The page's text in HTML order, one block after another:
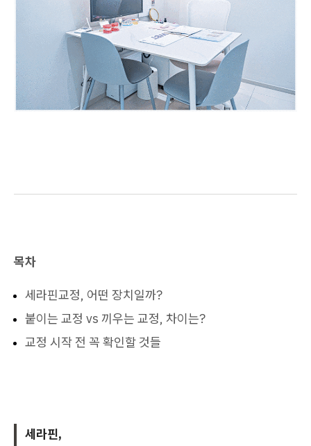
목차
세라핀교정, 어떤 장치일까?
붙이는 교정 vs 끼우는 교정, 차이는?
교정 시작 전 꼭 확인할 것들
세라핀,